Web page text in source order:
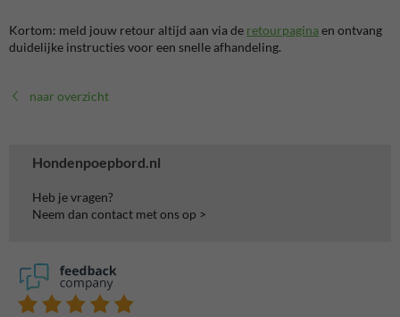
Hondenpoepbord.nl
Heb je vragen?
Neem dan contact met ons op >
Kortom: meld jouw retour altijd aan via de retourpagina en ontvang
duidelijke instructies voor een snelle afhandeling.
naar overzicht